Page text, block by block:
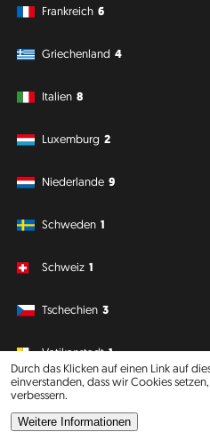
Durch das Klicken auf einen Link auf
einverstanden, dass wir Cookies
verbessern.
Weitere Informationen
Frankreich 6
Griechenland 4
Italien 8
Luxemburg 2
Niederlande 9
Schweden 1
Schweiz 1
Tschechien 3
Vatikanstadt 1
Südamerika
Philipp J. Conrad ·